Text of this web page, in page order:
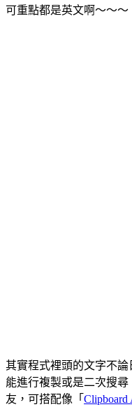
可重點都是英文啊～～～
其實程式裡頭的文字不
能進行複製或是二次搜
友，可搭配像「 Clipboard